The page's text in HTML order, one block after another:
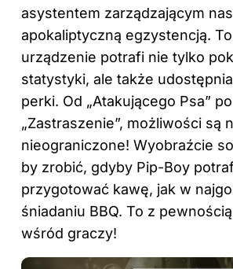
asystentem zarządzającym
apokaliptyczną egzystencją.
urządzenie potrafi nie tylko
statystyki, ale także
perki. Od „Atakującego Psa” po
„Zastraszenie”, możliwości są
nieograniczone! Wyobraźcie
by zrobić, gdyby Pip-Boy
przygotować kawę, jak w
śniadaniu BBQ. To z
wśród graczy!